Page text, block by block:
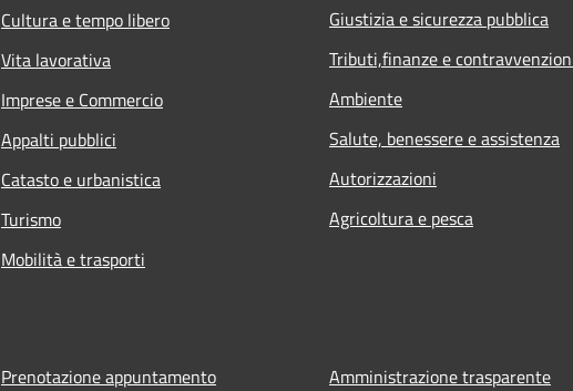
Cultura e tempo libero
Vita lavorativa
Imprese e Commercio
Appalti pubblici
Catasto e urbanistica
Turismo
Mobilità e trasporti
Giustizia e sicurezza pubblica
Tributi,finanze e
Ambiente
Salute, benessere e assistenza
Autorizzazioni
Agricoltura e pesca
Prenotazione appuntamento
Amministrazione trasparente